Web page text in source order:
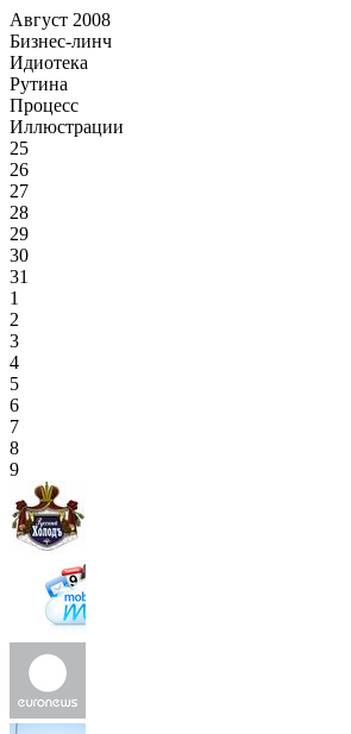
Август 2008
Бизнес-линч
Идиотека
Рутина
Процесс
Иллюстрации
25
26
27
28
29
30
31
1
2
3
4
5
6
7
8
9